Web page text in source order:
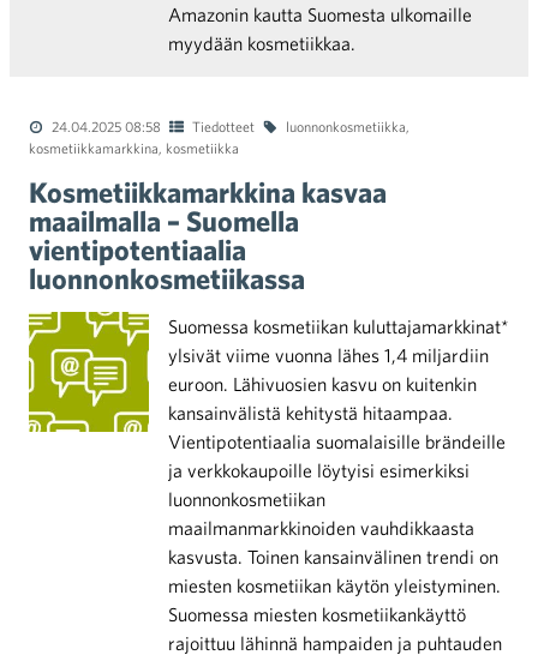
Amazonin kautta Suomesta ulkomaille
myydään kosmetiikkaa.
24.04.2025 08:58 Tiedotteet luonnonkosmetiikka,
kosmetiikkamarkkina, kosmetiikka
Kosmetiikkamarkkina kasvaa
maailmalla – Suomella
vientipotentiaalia
luonnonkosmetiikassa
Suomessa kosmetiikan kuluttajamarkkinat*
ylsivät viime vuonna lähes 1,4 miljardiin
euroon. Lähivuosien kasvu on kuitenkin
kansainvälistä kehitystä hitaampaa.
Vientipotentiaalia suomalaisille brändeille
ja verkkokaupoille löytyisi esimerkiksi
luonnonkosmetiikan
maailmanmarkkinoiden vauhdikkaasta
kasvusta. Toinen kansainvälinen trendi on
miesten kosmetiikan käytön yleistyminen.
Suomessa miesten kosmetiikankäyttö
rajoittuu lähinnä hampaiden ja puhtauden